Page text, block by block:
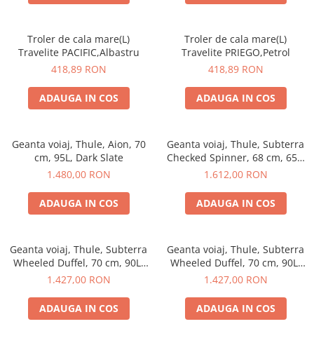
Rucsacuri
Accesorii bagaje
Business Travel
Resigilate
Reduceri bagaje
AlteleTroler de cala mare(L)
Travelite PACIFIC,Albastru
418,89 RON
ADAUGA IN COS
Troler de cala mare(L)
Travelite PRIEGO,Petrol
418,89 RON
ADAUGA IN COS
Geanta voiaj, Thule, Aion, 70
cm, 95L, Dark Slate
1.480,00 RON
ADAUGA IN COS
Geanta voiaj, Thule, Subterra
Checked Spinner, 68 cm, 65L,
Dark Slate
1.612,00 RON
ADAUGA IN COS
Geanta voiaj, Thule, Subterra
Wheeled Duffel, 70 cm, 90L,
Black
1.427,00 RON
ADAUGA IN COS
Geanta voiaj, Thule, Subterra
Wheeled Duffel, 70 cm, 90L,
Dark Slate
1.427,00 RON
ADAUGA IN COS